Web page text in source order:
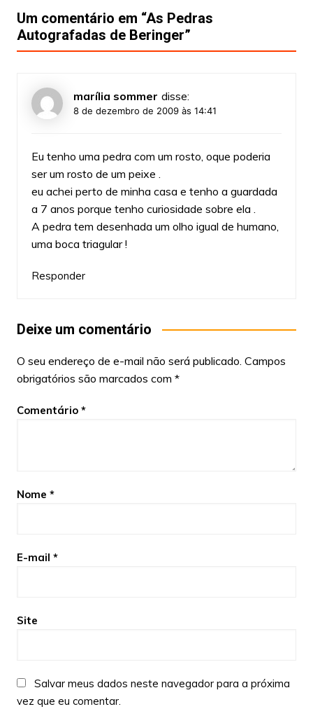
Um comentário em “As Pedras
Autografadas de Beringer”
marília sommer disse:
8 de dezembro de 2009 às 14:41
Eu tenho uma pedra com um rosto, oque poderia
ser um rosto de um peixe .
eu achei perto de minha casa e tenho a guardada
a 7 anos porque tenho curiosidade sobre ela .
A pedra tem desenhada um olho igual de humano,
uma boca triagular !
Responder
Deixe um comentário
O seu endereço de e-mail não será publicado. Campos
obrigatórios são marcados com *
Comentário *
Nome *
E-mail *
Site
Salvar meus dados neste navegador para a próxima
vez que eu comentar.